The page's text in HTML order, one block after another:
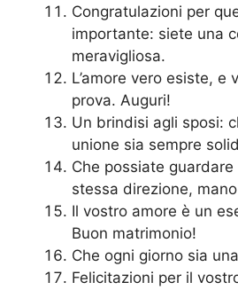
Congratulazioni per
importante: siete una
meravigliosa.
L’amore vero esiste, e
prova. Auguri!
Un brindisi agli sposi:
unione sia sempre
Che possiate
stessa direzione,
Il vostro amore è un
Buon matrimonio!
Che ogni giorno sia
Felicitazioni per il